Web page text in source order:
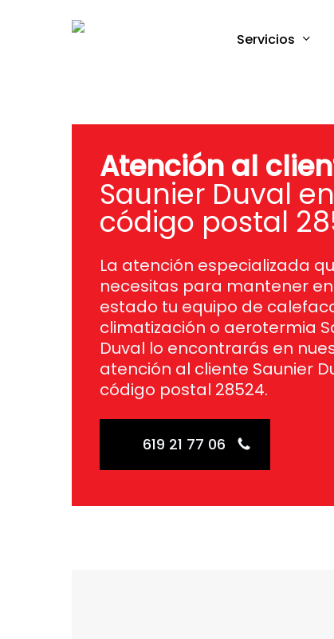
Servicios
Atención al
Saunier Duval en
código postal
La atención especializada
necesitas para mantener
estado tu equipo de
climatización o aerotermia
Duval lo encontrarás en
atención al cliente Saunier
código postal 28524.
619 21 77 06